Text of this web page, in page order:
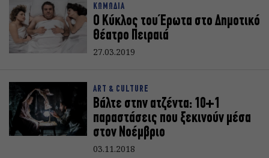
ΚΩΜΩΔΙΑ
Ο Κύκλος του Έρωτα στο Δημοτικό
Θέατρο Πειραιά
27.03.2019
ART & CULTURE
Βάλτε στην ατζέντα: 10+1
παραστάσεις που ξεκινούν μέσα
στον Νοέμβριο
03.11.2018